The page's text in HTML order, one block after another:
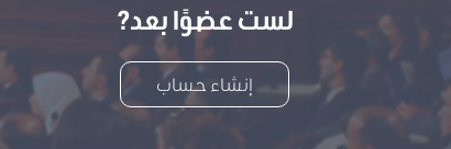
لست عضوًا بعد?
إنشاء حساب